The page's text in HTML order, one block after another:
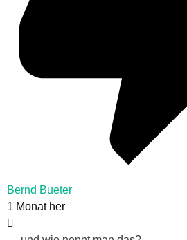
Bernd Bueter
1 Monat her